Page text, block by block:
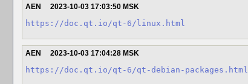
AEN 2023-10-03 17:03:50 MSK
https://doc.qt.io/qt-6/linux.html
AEN 2023-10-03 17:04:28 MSK
https://doc.qt.io/qt-6/qt-debian-packages.html